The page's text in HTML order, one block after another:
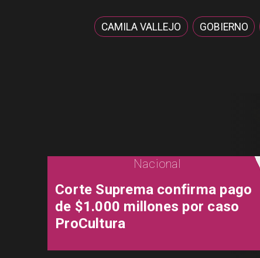
CAMILA VALLEJO GOBIERNO
Nacional
Corte Suprema confirma pago
de $1.000 millones por caso
ProCultura